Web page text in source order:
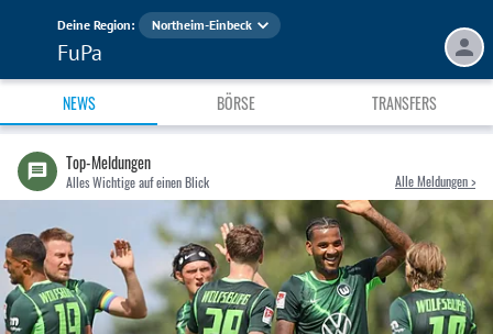
Deine Region: Northeim-Einbeck
FuPa
NEWS BÖRSE TRANSFERS
Top-Meldungen
Alles Wichtige auf einen Blick Alle Meldungen >